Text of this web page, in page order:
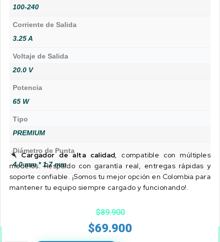
100-240
Corriente de Salida
3.25 A
Voltaje de Salida
20.0 V
Potencia
65 W
Tipo
PREMIUM
Diámetro de Punta
4.0 mm * 1.7 mm
Cargador de alta calidad, compatible con múltiples
modelos. Respaldo con garantía real, entregas rápidas y
soporte confiable. ¡Somos tu mejor opción en Colombia para
mantener tu equipo siempre cargado y funcionando!.
$89.900
$69.900